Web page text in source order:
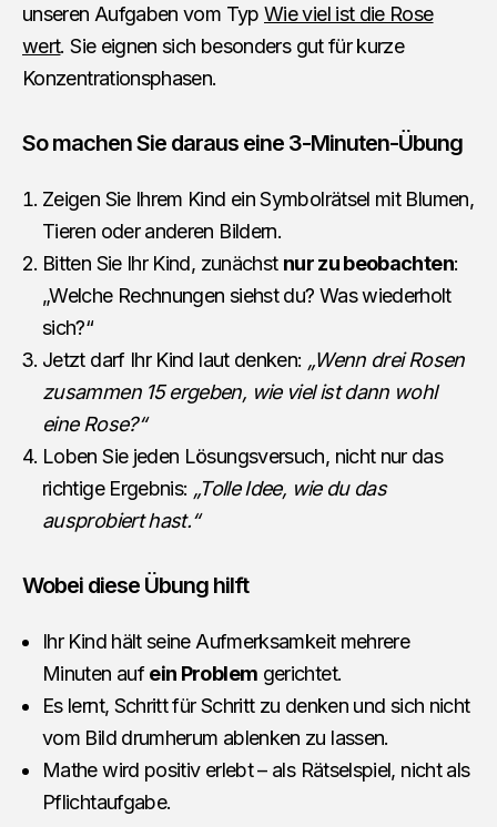
unseren Aufgaben vom Typ Wie viel ist die Rose
wert. Sie eignen sich besonders gut für kurze
Konzentrationsphasen.
So machen Sie daraus eine 3-Minuten-Übung
Zeigen Sie Ihrem Kind ein Symbolrätsel mit Blumen,
Tieren oder anderen Bildern.
Bitten Sie Ihr Kind, zunächst nur zu beobachten:
„Welche Rechnungen siehst du? Was wiederholt
sich?“
Jetzt darf Ihr Kind laut denken: „Wenn drei Rosen
zusammen 15 ergeben, wie viel ist dann wohl
eine Rose?“
Loben Sie jeden Lösungsversuch, nicht nur das
richtige Ergebnis: „Tolle Idee, wie du das
ausprobiert hast.“
Wobei diese Übung hilft
Ihr Kind hält seine Aufmerksamkeit mehrere
Minuten aufein Problem gerichtet.
Es lernt, Schritt für Schritt zu denken und sich nicht
vom Bild drumherum ablenken zu lassen.
Mathe wird positiv erlebt – als Rätselspiel, nicht als
Pflichtaufgabe.